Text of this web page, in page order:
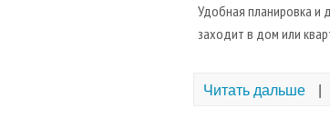
Удобная планировка и
заходит в дом или
Читать дальше |